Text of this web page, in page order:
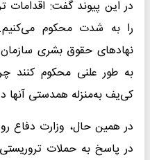
در این پیوند گفت: اقدامات
را به شدت محکوم
نهادهای حقوق بشری
به طور علنی محکوم کنند
کی‌یف به‌منزله همدستی آنها
در همین حال،‌ وزارت دفاع
در پاسخ به حملات